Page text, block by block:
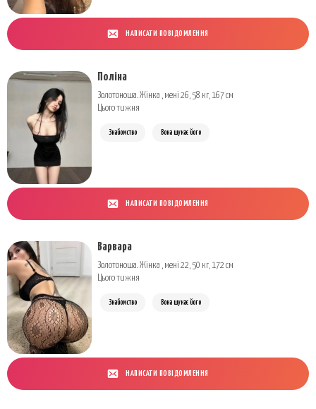
НАПИСАТИ ПОВІДОМЛЕННЯ
Поліна
Золотоноша. Жінка , мені 26, 58 кг, 167 см
Цього тижня
Знайомство Вона шукає його
НАПИСАТИ ПОВІДОМЛЕННЯ
Варвара
Золотоноша. Жінка , мені 22, 50 кг, 172 см
Цього тижня
Знайомство Вона шукає його
НАПИСАТИ ПОВІДОМЛЕННЯ